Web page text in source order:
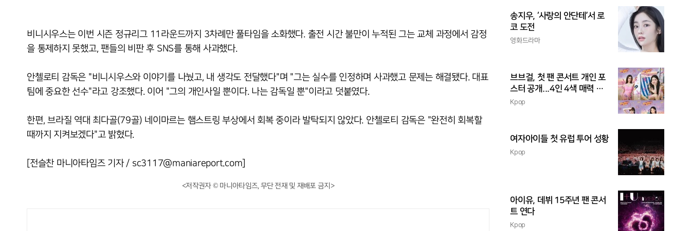
비니시우스는 이번 시즌 정규리그 11라운드까지 3차례만 풀타임을 소화했다. 출전 시간 불만이 누적된 그는 교체 과정에서 감정
을 통제하지 못했고, 팬들의 비판 후 SNS를 통해 사과했다.
안첼로티 감독은 "비니시우스와 이야기를 나눴고, 내 생각도 전달했다"며 "그는 실수를 인정하며 사과했고 문제는 해결됐다. 대표
팀에 중요한 선수"라고 강조했다. 이어 "그의 개인사일 뿐이다. 나는 감독일 뿐"이라고 덧붙였다.
한편, 브라질 역대 최다골(79골) 네이마르는 햄스트링 부상에서 회복 중이라 발탁되지 않았다. 안첼로티 감독은 "완전히 회복할
때까지 지켜보겠다"고 밝혔다.
[전슬찬 마니아타임즈 기자 / sc3117@maniareport.com]
<저작권자 © 마니아타임즈, 무단 전재 및 재배포 금지>
송지우, ‘사랑의 안단테’서 로
코 도전
영화드라마
브브걸, 첫 팬 콘서트 개인 포
스터 공개...4인 4색 매력 발
산
Kpop
여자아이들 첫 유럽 투어 성황
Kpop
아이유, 데뷔 15주년 팬 콘서
트 연다
Kpop